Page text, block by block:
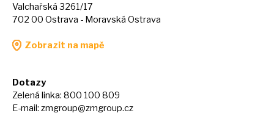
Valchařská 3261/17
702 00 Ostrava - Moravská Ostrava
Zobrazit na mapě
Dotazy
Zelená linka: 800 100 809
E-mail: zmgroup@zmgroup.cz